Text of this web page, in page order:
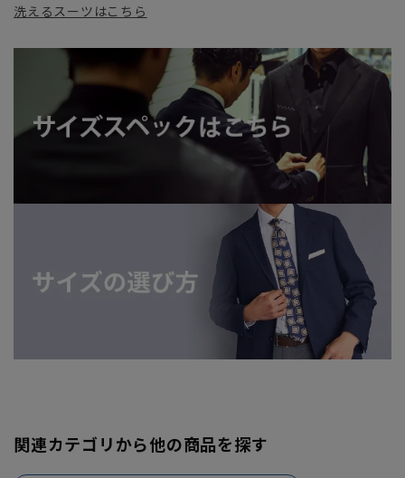
洗えるスーツはこちら
関連カテゴリから他の商品を探す